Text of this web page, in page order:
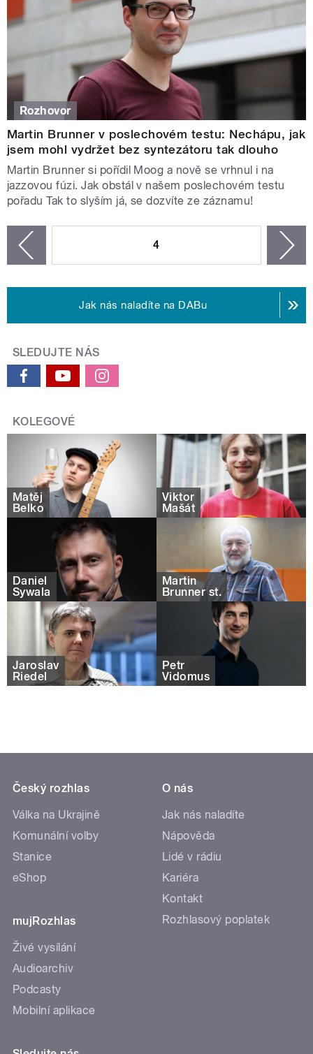
Rozhovor
Martin Brunner v poslechovém testu: Nechápu, jak
jsem mohl vydržet bez syntezátoru tak dlouho
Martin Brunner si pořídil Moog a nově se vrhnul i na
jazzovou fúzi. Jak obstál v našem poslechovém testu
pořadu Tak to slyším já, se dozvíte ze záznamu!
4
Jak nás naladíte na DABu
SLEDUJTE NÁS
KOLEGOVÉ
Matěj
Belko
Viktor
Mašát
Daniel
Sywala
Martin
Brunner st.
Jaroslav
Riedel
Petr
Vidomus
Český rozhlas
Válka na Ukrajině
Komunální volby
Stanice
eShop
mujRozhlas
Živé vysílání
Audioarchiv
Podcasty
Mobilní aplikace
O nás
Jak nás naladíte
Nápověda
Lidé v rádiu
Kariéra
Kontakt
Rozhlasový poplatek